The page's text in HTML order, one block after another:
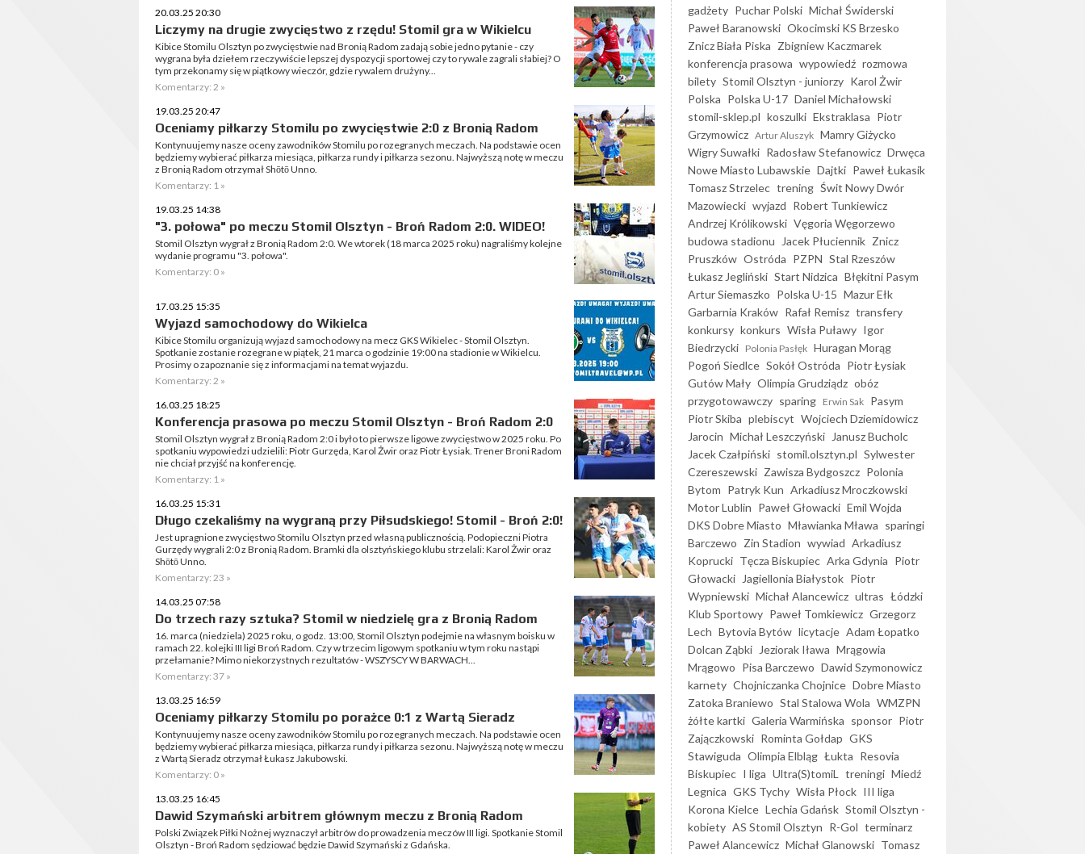
20.03.25 20:30
Liczymy na drugie zwycięstwo z rzędu! Stomil gra w Wikielcu
Kibice Stomilu Olsztyn po zwycięstwie nad Bronią Radom zadają sobie jedno pytanie - czy
wygrana była dziełem rzeczywiście lepszej dyspozycji sportowej czy to rywale zagrali słabiej? O
tym przekonamy się w piątkowy wieczór, gdzie rywalem drużyny...
Komentarzy: 2 »
19.03.25 20:47
Oceniamy piłkarzy Stomilu po zwycięstwie 2:0 z Bronią Radom
Kontynuujemy nasze oceny zawodników Stomilu po rozegranych meczach. Na podstawie ocen
będziemy wybierać piłkarza miesiąca, piłkarza rundy i piłkarza sezonu. Najwyższą notę w meczu
z Bronią Radom otrzymał Shōtō Unno.
Komentarzy: 1 »
19.03.25 14:38
"3. połowa" po meczu Stomil Olsztyn - Broń Radom 2:0. WIDEO!
Stomil Olsztyn wygrał z Bronią Radom 2:0. We wtorek (18 marca 2025 roku) nagraliśmy kolejne
wydanie programu "3. połowa".
Komentarzy: 0 »
17.03.25 15:35
Wyjazd samochodowy do Wikielca
Kibice Stomilu organizują wyjazd samochodowy na mecz GKS Wikielec - Stomil Olsztyn.
Spotkanie zostanie rozegrane w piątek, 21 marca o godzinie 19:00 na stadionie w Wikielcu.
Prosimy o zapoznanie się z informacjami na temat wyjazdu.
Komentarzy: 2 »
16.03.25 18:25
Konferencja prasowa po meczu Stomil Olsztyn - Broń Radom 2:0
Stomil Olsztyn wygrał z Bronią Radom 2:0 i było to pierwsze ligowe zwycięstwo w 2025 roku. Po
spotkaniu wypowiedzi udzielili: Piotr Gurzęda, Karol Żwir oraz Piotr Łysiak. Trener Broni Radom
nie chciał przyjść na konferencję.
Komentarzy: 1 »
16.03.25 15:31
Długo czekaliśmy na wygraną przy Piłsudskiego! Stomil - Broń 2:0!
Jest upragnione zwycięstwo Stomilu Olsztyn przed własną publicznością. Podopieczni Piotra
Gurzędy wygrali 2:0 z Bronią Radom. Bramki dla olsztyńskiego klubu strzelali: Karol Żwir oraz
Shōtō Unno.
Komentarzy: 23 »
14.03.25 07:58
Do trzech razy sztuka? Stomil w niedzielę gra z Bronią Radom
16. marca (niedziela) 2025 roku, o godz. 13:00, Stomil Olsztyn podejmie na własnym boisku w
ramach 22. kolejki III ligi Broń Radom. Czy w trzecim ligowym spotkaniu w tym roku nastąpi
przełamanie? Mimo niekorzystnych rezultatów - WSZYSCY W BARWACH...
Komentarzy: 37 »
13.03.25 16:59
Oceniamy piłkarzy Stomilu po porażce 0:1 z Wartą Sieradz
Kontynuujemy nasze oceny zawodników Stomilu po rozegranych meczach. Na podstawie ocen
będziemy wybierać piłkarza miesiąca, piłkarza rundy i piłkarza sezonu. Najwyższą notę w meczu
z Wartą Sieradz otrzymał Łukasz Jakubowski.
Komentarzy: 0 »
13.03.25 16:45
Dawid Szymański arbitrem głównym meczu z Bronią Radom
Polski Związek Piłki Nożnej wyznaczył arbitrów do prowadzenia meczów III ligi. Spotkanie Stomil
Olsztyn - Broń Radom sędziować będzie Dawid Szymański z Gdańska.
gadżety Puchar Polski Michał Świderski
Paweł Baranowski Okocimski KS Brzesko
Znicz Biała Piska Zbigniew Kaczmarek
konferencja prasowa wypowiedź rozmowa
bilety Stomil Olsztyn - juniorzy Karol Żwir
Polska Polska U-17 Daniel Michałowski
stomil-sklep.pl koszulki Ekstraklasa Piotr
Grzymowicz Artur Aluszyk Mamry Giżycko
Wigry Suwałki Radosław Stefanowicz Drwęca
Nowe Miasto Lubawskie Dajtki Paweł Łukasik
Tomasz Strzelec trening Świt Nowy Dwór
Mazowiecki wyjazd Robert Tunkiewicz
Andrzej Królikowski Vęgoria Węgorzewo
budowa stadionu
Jacek Płuciennik Znicz
Pruszków Ostróda PZPN Stal Rzeszów
Łukasz Jegliński Start Nidzica Błękitni Pasym
Artur Siemaszko Polska U-15 Mazur Ełk
Garbarnia Kraków Rafał Remisz transfery
konkursy konkurs Wisła Puławy Igor
Biedrzycki Polonia Pasłęk Huragan Morąg
Pogoń Siedlce Sokół Ostróda Piotr Łysiak
Gutów Mały Olimpia Grudziądz obóz
przygotowawczy sparing Erwin Sak Pasym
Piotr Skiba plebiscyt Wojciech Dziemidowicz
Jarocin Michał Leszczyński
Janusz Bucholc
Jacek Czałpiński stomil.olsztyn.pl Sylwester
Czereszewski Zawisza Bydgoszcz Polonia
Bytom Patryk Kun Arkadiusz Mroczkowski
Motor Lublin Paweł Głowacki Emil Wojda
DKS Dobre Miasto Mławianka Mława sparingi
Barczewo Zin Stadion wywiad Arkadiusz
Koprucki Tęcza Biskupiec Arka Gdynia Piotr
Głowacki
Jagiellonia Białystok Piotr
Wypniewski Michał Alancewicz ultras Łódzki
Klub Sportowy Paweł Tomkiewicz Grzegorz
Lech Bytovia Bytów licytacje Adam Łopatko
Dolcan Ząbki
Jeziorak Iława Mrągowia
Mrągowo Pisa Barczewo Dawid Szymonowicz
karnety Chojniczanka Chojnice Dobre Miasto
Zatoka Braniewo Stal Stalowa Wola WMZPN
żółte kartki Galeria Warmińska sponsor Piotr
Zajączkowski Rominta Gołdap GKS
Stawiguda Olimpia Elbląg Łukta Resovia
Biskupiec I liga Ultra(S)tomiL treningi Miedź
Legnica GKS Tychy Wisła Płock III liga
Korona Kielce Lechia Gdańsk Stomil Olsztyn -
kobiety AS Stomil Olsztyn R-Gol terminarz
Paweł Alancewicz Michał Glanowski Tomasz